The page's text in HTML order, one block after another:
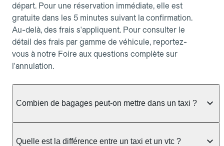
départ. Pour une réservation immédiate, elle est
gratuite dans les 5 minutes suivant la confirmation.
Au-delà, des frais s'appliquent. Pour consulter le
détail des frais par gamme de véhicule, reportez-
vous à notre Foire aux questions complète sur
l'annulation.
Combien de bagages peut-on mettre dans un taxi ?
taxi berline accueille en général jusqu'à 3 bagages
Quelle est la différence entre un taxi et un vtc ?